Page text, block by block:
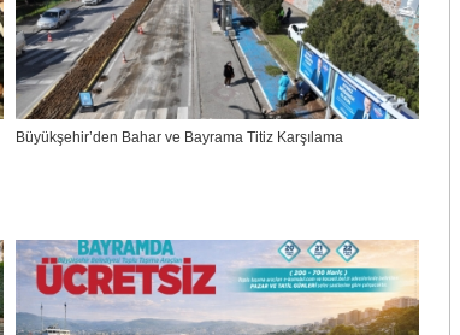
Büyükşehir’den Bahar ve Bayrama Titiz Karşılama